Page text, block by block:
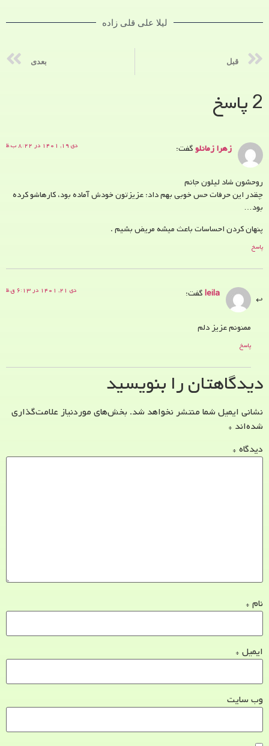
لیلا علی قلی زاده
قبل بعدی
2 پاسخ
زهرا زمانلوگفت: دی ۱۹, ۱۴۰۱ در ۸:۲۲ ب.ظ
روحشون شاد لیلون جانم
چقدر این حرفات حس خوبی بهم داد: عزیزتون خودش آماده بود، کارهاشو کرده
بود…
پنهان کردن احساسات باعث میشه مریض بشیم .
پاسخ
leilaگفت: دی ۲۱, ۱۴۰۱ در ۶:۱۳ ق.ظ
ممنونم عزیز دلم
پاسخ
دیدگاهتان را بنویسید
نشانی ایمیل شما منتشر نخواهد شد. بخش‌های موردنیاز علامت‌گذاری
شده‌اند *
دیدگاه *
نام *
ایمیل *
وب‌ سایت